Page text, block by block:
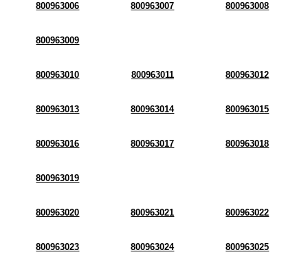
800963006 800963007 800963008
800963009
800963010 800963011 800963012
800963013 800963014 800963015
800963016 800963017 800963018
800963019
800963020 800963021 800963022
800963023 800963024 800963025